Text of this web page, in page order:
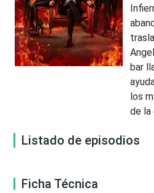
bar
los
de la
Listado de episodios
Ficha Técnica